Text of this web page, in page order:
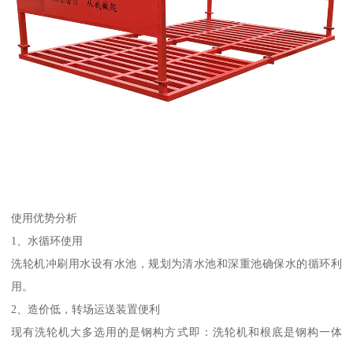
使用优势分析
1、水循环使用
洗轮机冲刷用水设有水池，规划为清水池和深重池确保水的循环利
用。
2、造价低，转场运送装置便利
现有洗轮机大多选用的是钢构方式即：洗轮机和根底是钢构一体